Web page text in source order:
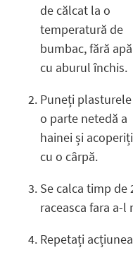
de călcat la o
temperatură de
bumbac, fără
cu aburul închis.
Puneți
o parte netedă a
hainei și
cu o cârpă.
Se calca timp de
raceasca fara a-l
Repetați